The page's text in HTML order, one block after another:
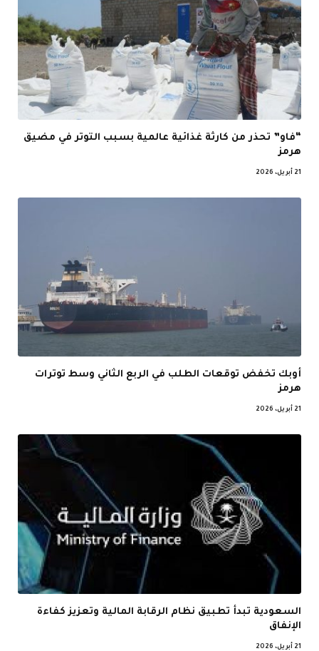
“فاو” تحذر من كارثة غذائية عالمية بسبب التوتر في مضيق
هرمز
21 أبريل، 2026
أوبك تخفض توقعات الطلب في الربع الثاني وسط توترات
هرمز
21 أبريل، 2026
السعودية تبدأ تطبيق نظام الرقابة المالية وتعزيز كفاءة
الإنفاق
21 أبريل، 2026